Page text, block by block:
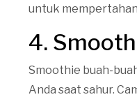
untuk
4.
Smoothie buah-
Anda saat sahur.